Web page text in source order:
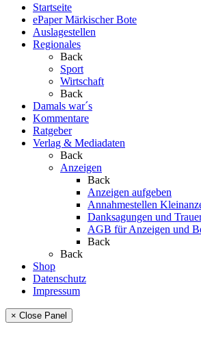
Startseite
ePaper Märkischer Bote
Auslagestellen
Regionales
Back
Sport
Wirtschaft
Back
Damals war´s
Kommentare
Ratgeber
Verlag & Mediadaten
Back
Anzeigen
Back
Anzeigen aufgeben
Annahmestellen
Danksagungen und
AGB für Anzeigen und
Back
Back
Shop
Datenschutz
Impressum
× Close Panel